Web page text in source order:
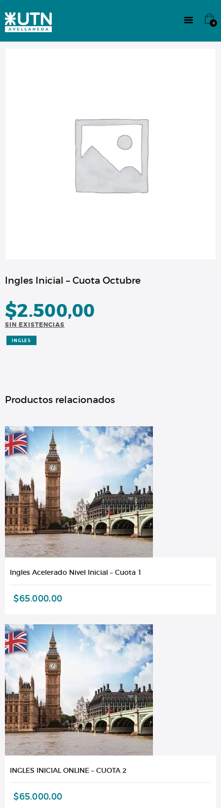
0
CULTURA
Ingles Inicial – Cuota Octubre
$2.500,00
SIN EXISTENCIAS
INGLES
Productos relacionados
Ingles Acelerado Nivel Inicial – Cuota 1
$65.000,00
INGLES INICIAL ONLINE – CUOTA 2
$65.000,00